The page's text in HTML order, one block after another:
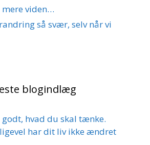
viden…
så svær, selv når vi
blogindlæg
godt, hvad du skal tænke.
har dit liv ikke ændret